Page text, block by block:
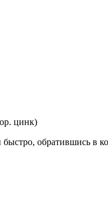
цинк)
быстро, обратившись в